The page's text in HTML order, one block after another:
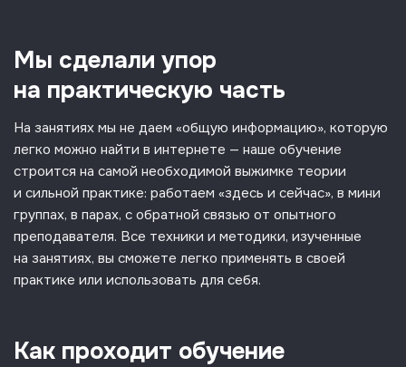
Мы сделали упор
на практическую часть
На занятиях мы не даем «общую информацию», которую
легко можно найти в интернете — наше обучение
строится на самой необходимой выжимке теории
и сильной практике: работаем «здесь и сейчас», в мини
группах, в парах, с обратной связью от опытного
преподавателя. Все техники и методики, изученные
на занятиях, вы сможете легко применять в своей
практике или использовать для себя.
Как проходит обучение